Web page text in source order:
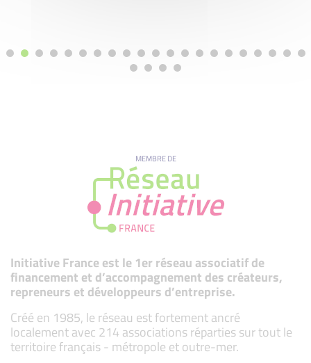
MEMBRE DE
Initiative France est le 1er réseau associatif de
financement et d’accompagnement des créateurs,
repreneurs et développeurs d’entreprise.
Créé en 1985, le réseau est fortement ancré
localement avec 214 associations réparties sur tout le
territoire français - métropole et outre-mer.